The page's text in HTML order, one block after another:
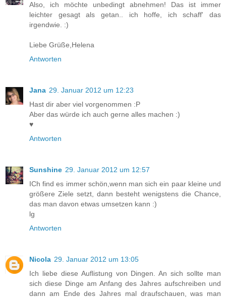
Also, ich möchte unbedingt abnehmen! Das ist immer
leichter gesagt als getan.. ich hoffe, ich schaff' das
irgendwie. :)
Liebe Grüße,Helena
Antworten
Jana 29. Januar 2012 um 12:23
Hast dir aber viel vorgenommen :P
Aber das würde ich auch gerne alles machen :)
♥
Antworten
Sunshine 29. Januar 2012 um 12:57
ICh find es immer schön,wenn man sich ein paar kleine und
größere Ziele setzt, dann besteht wenigstens die Chance,
das man davon etwas umsetzen kann :)
lg
Antworten
Nicola 29. Januar 2012 um 13:05
Ich liebe diese Auflistung von Dingen. An sich sollte man
sich diese Dinge am Anfang des Jahres aufschreiben und
dann am Ende des Jahres mal draufschauen, was man